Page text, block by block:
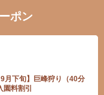
ポン
9月下旬】巨峰狩り（40分
園料割引